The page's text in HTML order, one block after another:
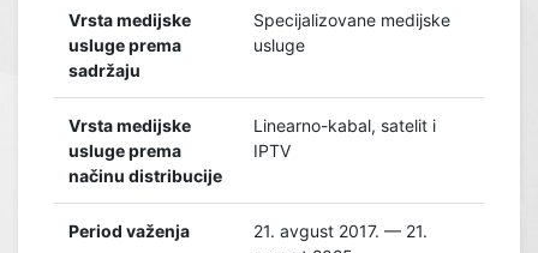
Vrsta medijske
usluge prema
sadržaju
Specijalizovane medijske
usluge
Vrsta medijske
usluge prema
načinu distribucije
Linearno-kabal, satelit i
IPTV
Period važenja
21. avgust 2017. — 21.